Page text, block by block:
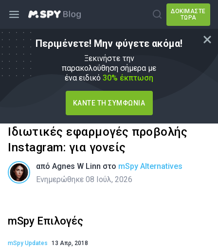
ΔΟΚΙΜΆΣΤΕ
ΤΏΡΑ
Περιμένετε! Μην φύγετε ακόμα!
Ξεκινήστε την
παρακολούθηση σήμερα με
ένα ειδικό 30% έκπτωση
ΚΆΝΤΕ ΤΗ ΣΥΜΦΩΝΊΑ
Ιδιωτικές εφαρμογές προβολής
Instagram: για γονείς
από Agnes W Linn στο mSpy Alternatives
Ενημερώθηκε 08 Ιούλ, 2026
mSpy Επιλογές
mSpy Updates 13 Απρ, 2018